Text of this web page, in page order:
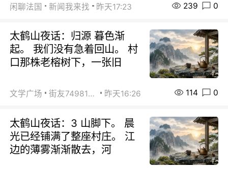
闲聊法国 新闻我来找 昨天17:23 239 0
太鹤山夜话：归源 暮色渐
起。 我们没有急着回山。 村
口那株老榕树下，一张旧
文学广场 街友74981146 昨天16:26 114 0
太鹤山夜话：3 山脚下。 晨
光已经铺满了整座村庄。 江
边的薄雾渐渐散去，河